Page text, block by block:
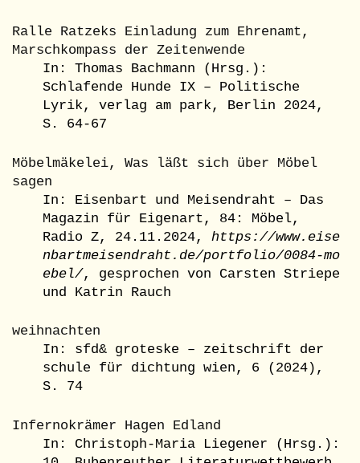
Ralle Ratzeks Einladung zum Ehrenamt,
Marschkompass der Zeitenwende
In: Thomas Bachmann (Hrsg.):
Schlafende Hunde IX – Politische
Lyrik, verlag am park, Berlin 2024,
S. 64-67
Möbelmäkelei, Was läßt sich über Möbel
sagen
In: Eisenbart und Meisendraht – Das
Magazin für Eigenart, 84: Möbel,
Radio Z, 24.11.2024,https://www.eise
nbartmeisendraht.de/portfolio/0084-mo
ebel/, gesprochen von Carsten Striepe
und Katrin Rauch
weihnachten
In: sfd& groteske – zeitschrift der
schule für dichtung wien, 6 (2024),
S. 74
Infernokrämer Hagen Edland
In: Christoph-Maria Liegener (Hrsg.):